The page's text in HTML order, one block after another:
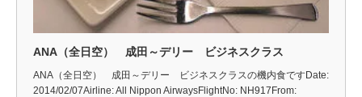
ANA（全日空） 成田～デリー ビジネスクラス
ANA（全日空） 成田～デリー ビジネスクラスの機内食ですDate:
2014/02/07Airline: All Nippon AirwaysFlightNo: NH917From: